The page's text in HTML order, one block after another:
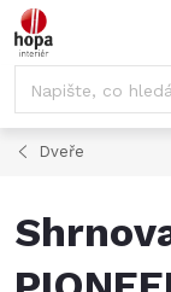
Přejít
na
Dveře